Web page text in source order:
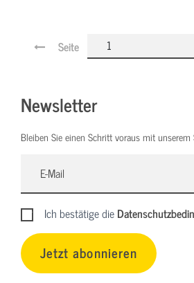
Seite
Newsletter
Bleiben Sie einen Schritt voraus mit unserem
Ich bestätige die
Jetzt abonnieren